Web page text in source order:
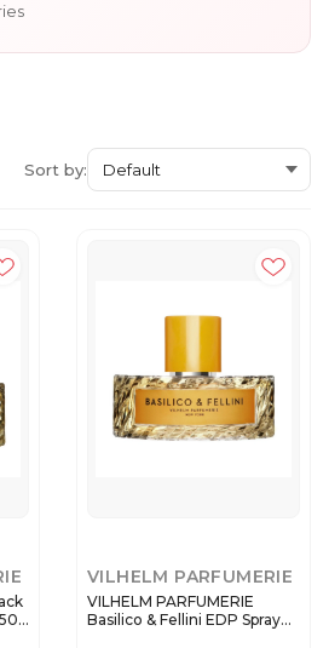
Sort by:
VILHELM PARFUMERIE
VILHELM PARFUMERIE
Basilico & Fellini EDP Spray